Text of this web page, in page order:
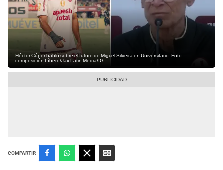
Héctor Cúper habló sobre el futuro de Miguel Silveira en Universitario. Foto:
composición Líbero/Jax Latin Media/IG
COMPARTIR